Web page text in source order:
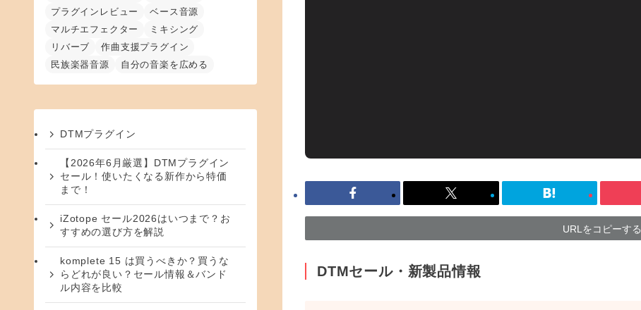
URLをコピーする
DTMセール・新製品情報
プラグインレビュー
ベース音源
マルチエフェクター
ミキシング
リバーブ
作曲支援プラグイン
民族楽器音源
自分の音楽を広める
DTMプラグイン
【2026年6月厳選】DTMプラグイン
セール！使いたくなる新作から特価
まで！
iZotope セール2026はいつまで？お
すすめの選び方を解説
komplete 15 は買うべきか？買うな
らどれが良い？セール情報＆バンド
ル内容を比較